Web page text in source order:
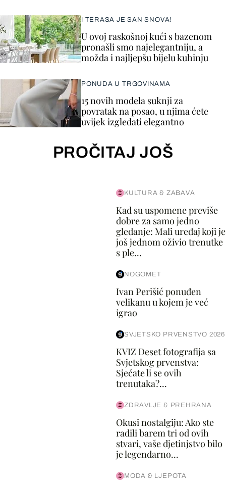
I TERASA JE SAN SNOVA!
U ovoj raskošnoj kući s bazenom
pronašli smo najelegantniju, a
možda i najljepšu bijelu kuhinju
PONUDA U TRGOVINAMA
15 novih modela suknji za
povratak na posao, u njima ćete
uvijek izgledati elegantno
PROČITAJ JOŠ
KULTURA & ZABAVA
Kad su uspomene previše
dobre za samo jedno
gledanje: Mali uređaj koji je
još jednom oživio trenutke
s ple...
NOGOMET
Ivan Perišić ponuđen
velikanu u kojem je već
igrao
SVJETSKO PRVENSTVO 2026
KVIZ Deset fotografija sa
Svjetskog prvenstva:
Sjećate li se ovih
trenutaka?...
ZDRAVLJE & PREHRANA
Okusi nostalgiju: Ako ste
radili barem tri od ovih
stvari, vaše djetinjstvo bilo
je legendarno...
MODA & LJEPOTA